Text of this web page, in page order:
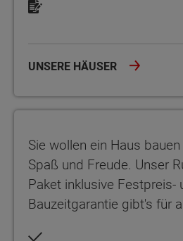
UNSERE HÄUSER
Sie wollen ein Haus
Spaß und Freude. Unser
Paket inklusive Festpreis-
Bauzeitgarantie gibt's für